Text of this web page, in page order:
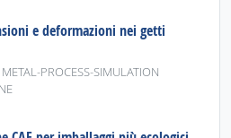
e deformazioni nei getti
PROCESS-SIMULATION